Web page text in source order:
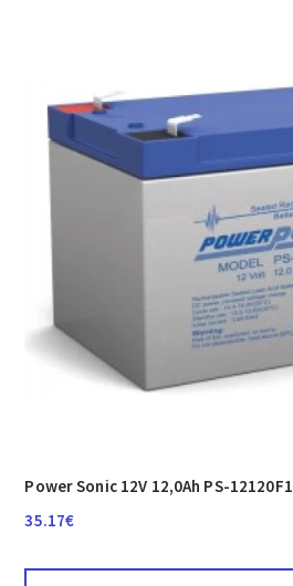
Power Sonic 12V 12,0Ah PS-12120F1
35.17€